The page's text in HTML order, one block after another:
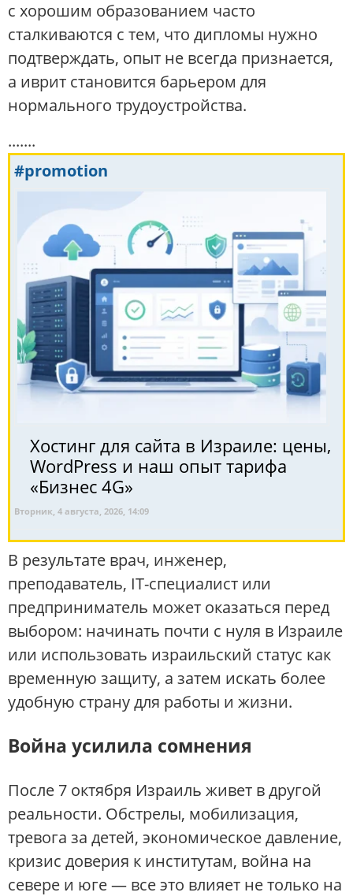
с хорошим образованием часто
сталкиваются с тем, что дипломы нужно
подтверждать, опыт не всегда признается,
а иврит становится барьером для
нормального трудоустройства.
.......
#promotion
Хостинг для сайта в Израиле: цены,
WordPress и наш опыт тарифа
«Бизнес 4G»
Вторник, 4 августа, 2026, 14:09
В результате врач, инженер,
преподаватель, IT-специалист или
предприниматель может оказаться перед
выбором: начинать почти с нуля в Израиле
или использовать израильский статус как
временную защиту, а затем искать более
удобную страну для работы и жизни.
Война усилила сомнения
После 7 октября Израиль живет в другой
реальности. Обстрелы, мобилизация,
тревога за детей, экономическое давление,
кризис доверия к институтам, война на
севере и юге — все это влияет не только на